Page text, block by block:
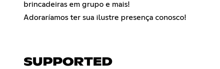
brincadeiras em grupo e mais!
Adoraríamos ter sua ilustre presença conosco!
SUPPORTED